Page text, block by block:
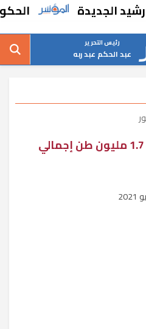
الجديدة الحكومة
رئيس التحرير
عبد الحكم عبد ربه
الاتحاد العربي للتمور: 1.7 مليون طن إجمالي